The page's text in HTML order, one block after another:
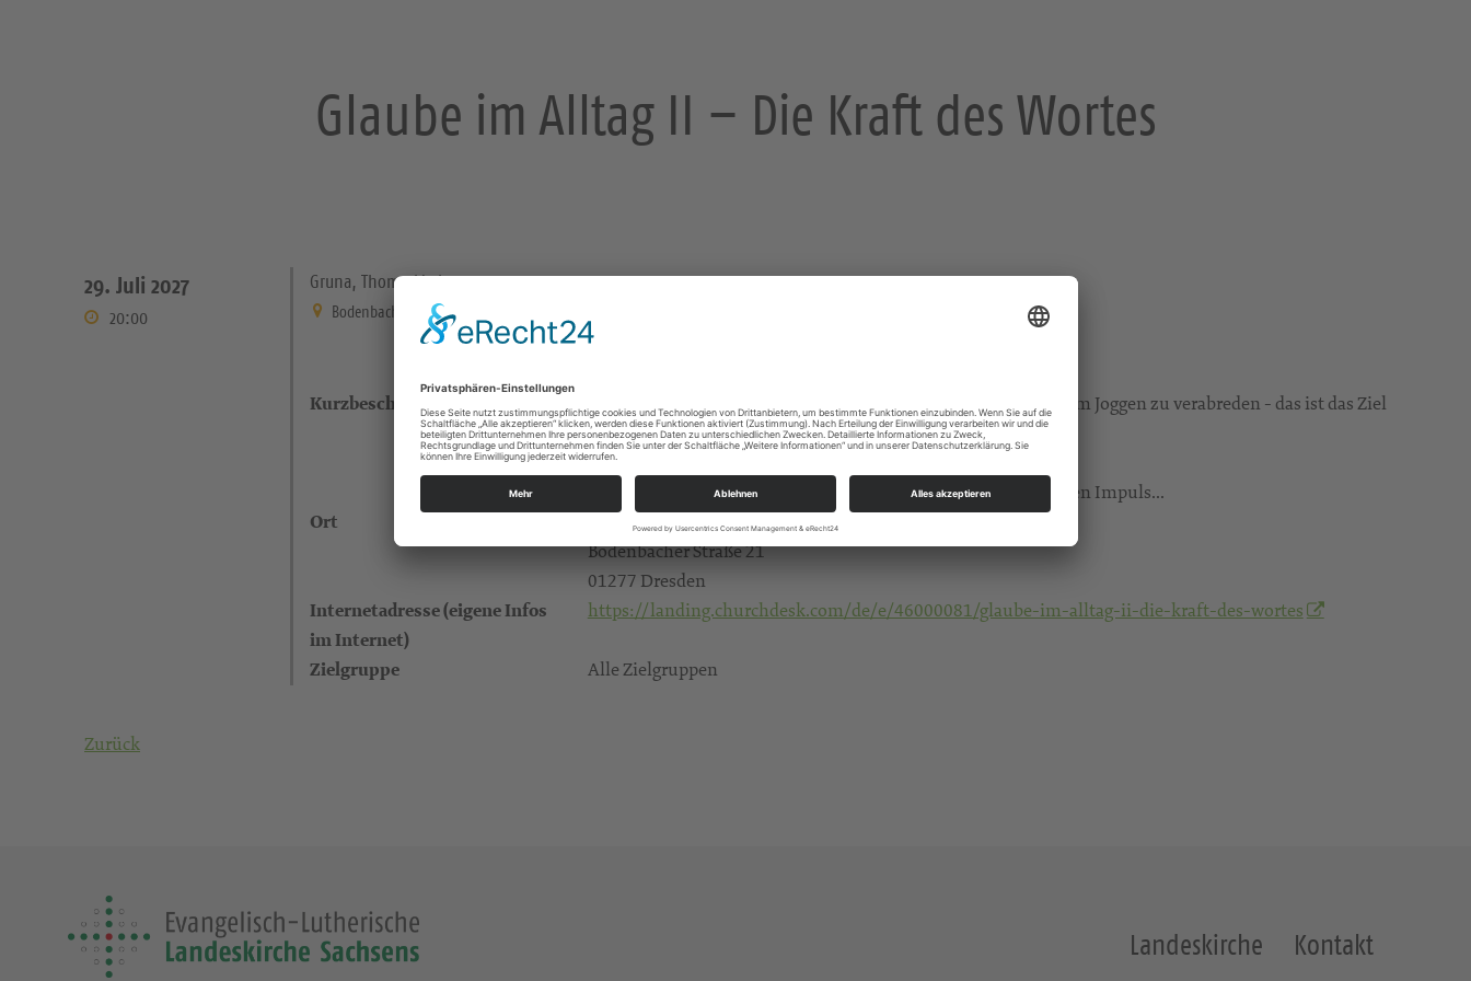
Glaube im Alltag II – Die Kraft des Wortes
29. Juli 2027
20:00
Gruna, Thomaskirche
Bodenbacher Straße 21 Dresden
Kurzbeschreibung
Miteinander den Glauben "praktizieren", so ähnlich wie sich zum Joggen zu verabreden - das ist das Ziel
von "Glaube im Alltag".
Im ersten Teil "Kraft der Stille" schweigen wir nach einem kurzen Impuls...
Ort
Gruna, Thomaskirche
Bodenbacher Straße 21
01277 Dresden
Internetadresse (eigene Infos
im Internet)
https://landing.churchdesk.com/de/e/46000081/glaube-im-alltag-ii-die-kraft-des-wortes
Zielgruppe Alle Zielgruppen
Zurück
Landeskirche Kontakt